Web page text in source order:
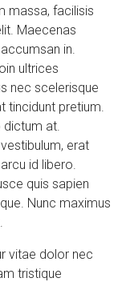
massa, facilisis
Maecenas
in.
ultrices
nec scelerisque
tincidunt pretium.
dictum at.
erat
id libero.
quis sapien
Nunc maximus
vitae dolor nec
tristique